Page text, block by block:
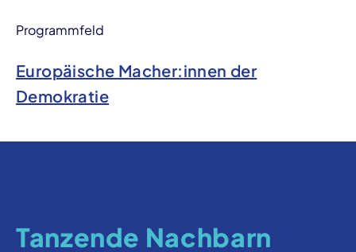
Programmfeld
Europäische Macher:innen der
Demokratie
Tanzende Nachbarn